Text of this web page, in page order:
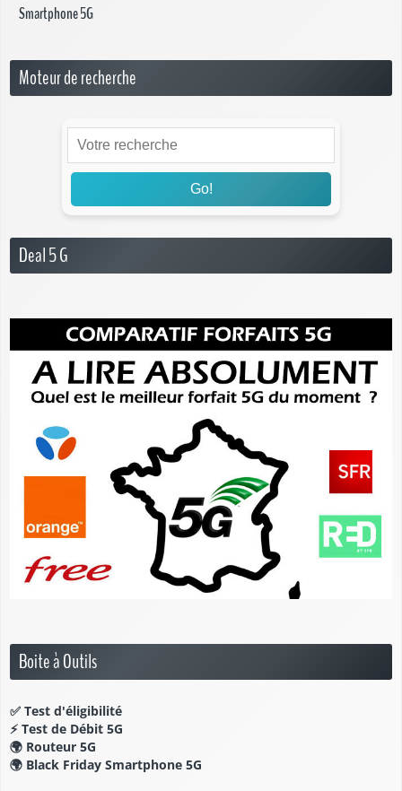
Smartphone 5G
Moteur de recherche
Go!
Deal 5 G
Boite à Outils
✅ Test d'éligibilité
⚡ Test de Débit 5G
🌍 Routeur 5G
🌍 Black Friday Smartphone 5G